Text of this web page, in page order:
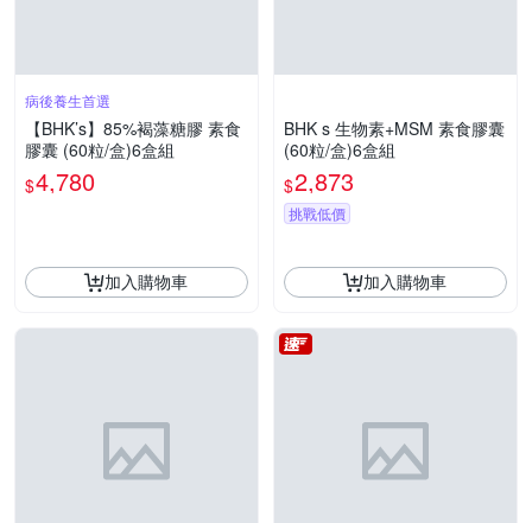
病後養生首選
【BHK’s】85%褐藻糖膠 素食
膠囊 (60粒/盒)6盒組
$4,780
加入購物車
BHK s 生物素+MSM 素食膠囊
(60粒/盒)6盒組
$2,873
挑戰低價
加入購物車